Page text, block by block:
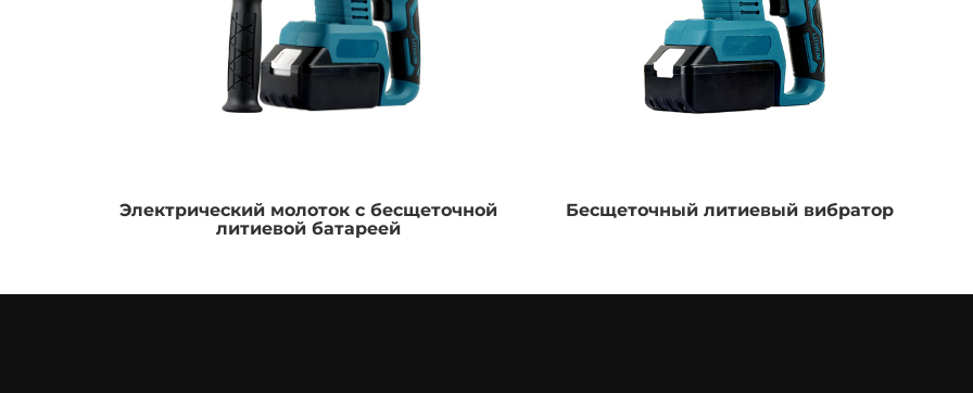
Электрический молоток с бесщеточной
литиевой батареей
Бесщеточный литиевый вибратор